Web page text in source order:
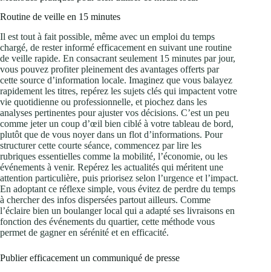
Routine de veille en 15 minutes
Il est tout à fait possible, même avec un emploi du temps
chargé, de rester informé efficacement en suivant une routine
de veille rapide. En consacrant seulement 15 minutes par jour,
vous pouvez profiter pleinement des avantages offerts par
cette source d’information locale. Imaginez que vous balayez
rapidement les titres, repérez les sujets clés qui impactent votre
vie quotidienne ou professionnelle, et piochez dans les
analyses pertinentes pour ajuster vos décisions. C’est un peu
comme jeter un coup d’œil bien ciblé à votre tableau de bord,
plutôt que de vous noyer dans un flot d’informations. Pour
structurer cette courte séance, commencez par lire les
rubriques essentielles comme la mobilité, l’économie, ou les
événements à venir. Repérez les actualités qui méritent une
attention particulière, puis priorisez selon l’urgence et l’impact.
En adoptant ce réflexe simple, vous évitez de perdre du temps
à chercher des infos dispersées partout ailleurs. Comme
l’éclaire bien un boulanger local qui a adapté ses livraisons en
fonction des événements du quartier, cette méthode vous
permet de gagner en sérénité et en efficacité.
Publier efficacement un communiqué de presse